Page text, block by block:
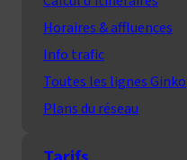
Horaires & affluences
Info trafic
Toutes les lignes Ginko
Plans du réseau